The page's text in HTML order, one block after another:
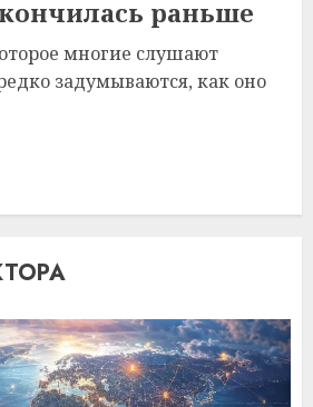
раньше
многие слушают
задумываются, как оно